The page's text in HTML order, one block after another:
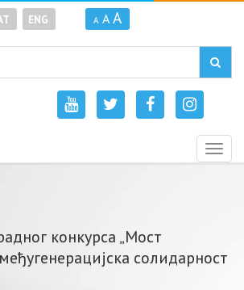
ENG A A A
конкурса „Мост
солидарност